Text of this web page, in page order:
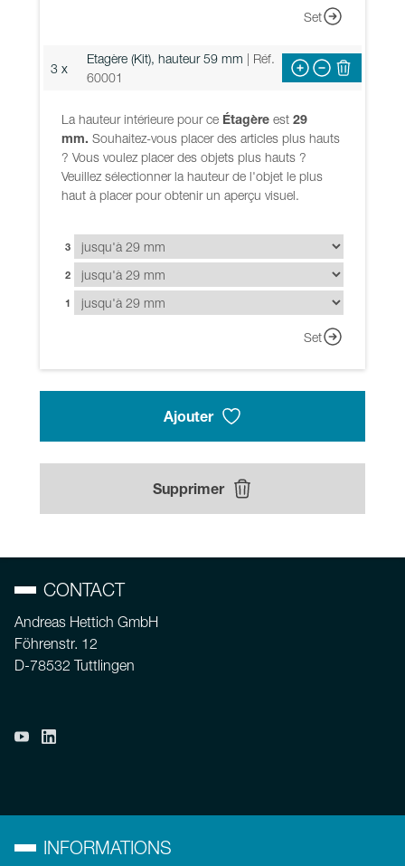
Set
3 x
Etagère (Kit), hauteur 59 mm | Réf.
60001
La hauteur intérieure pour ce Étagère est 29
mm. Souhaitez-vous placer des articles plus hauts
? Vous voulez placer des objets plus hauts ?
Veuillez sélectionner la hauteur de l'objet le plus
haut à placer pour obtenir un aperçu visuel.
1
2
3
Set
Ajouter
Supprimer
CONTACT
Andreas Hettich GmbH
Föhrenstr. 12
D-78532 Tuttlingen
INFORMATIONS